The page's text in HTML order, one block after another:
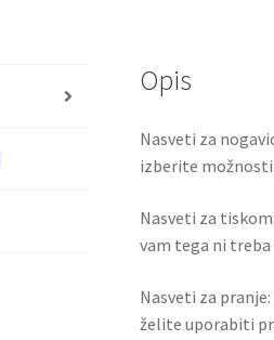
Opis
Nasveti za
izberite možnosti
Nasveti za
vam tega ni treba
Nasveti za
želite uporabiti